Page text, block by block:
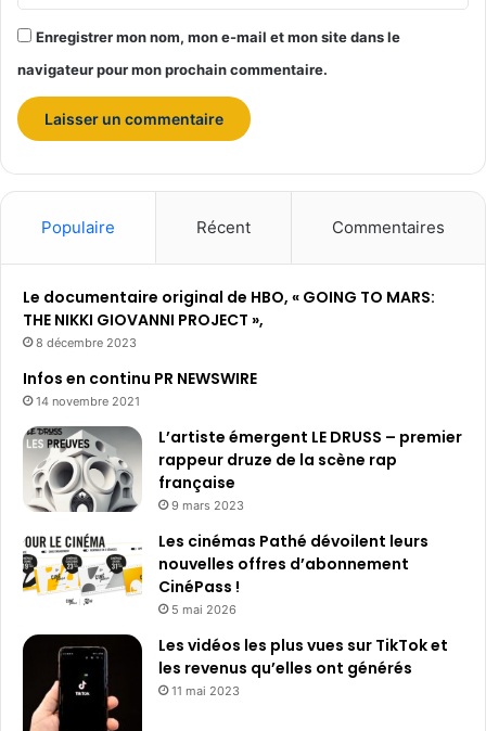
Enregistrer mon nom, mon e-mail et mon site dans le
navigateur pour mon prochain commentaire.
Populaire Récent Commentaires
Le documentaire original de HBO, « GOING TO MARS:
THE NIKKI GIOVANNI PROJECT »,
8 décembre 2023
Infos en continu PR NEWSWIRE
14 novembre 2021
L’artiste émergent LE DRUSS – premier
rappeur druze de la scène rap
française
9 mars 2023
Les cinémas Pathé dévoilent leurs
nouvelles offres d’abonnement
CinéPass !
5 mai 2026
Les vidéos les plus vues sur TikTok et
les revenus qu’elles ont générés
11 mai 2023